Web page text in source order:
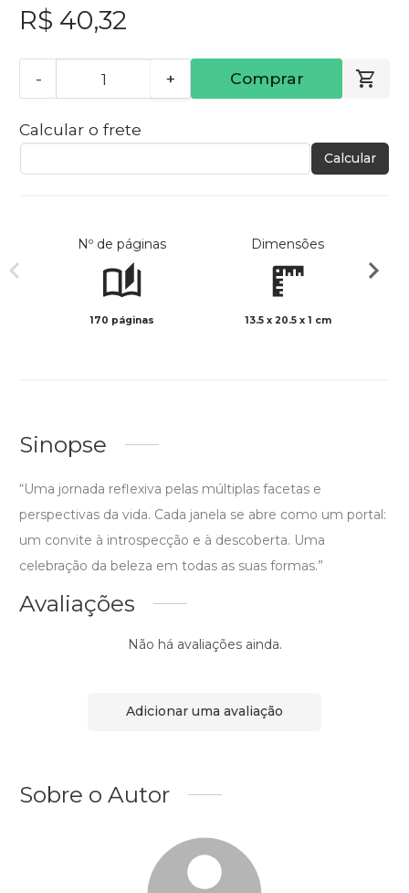
R$ 40,32
- + Comprar
Calcular o frete
Calcular
Nº de páginas
170 páginas
Dimensões
13.5 x 20.5 x 1 cm
Sinopse
“Uma jornada reflexiva pelas múltiplas facetas e
perspectivas da vida. Cada janela se abre como um portal:
um convite à introspecção e à descoberta. Uma
celebração da beleza em todas as suas formas.”
Avaliações
Não há avaliações ainda.
Adicionar uma avaliação
Sobre o Autor